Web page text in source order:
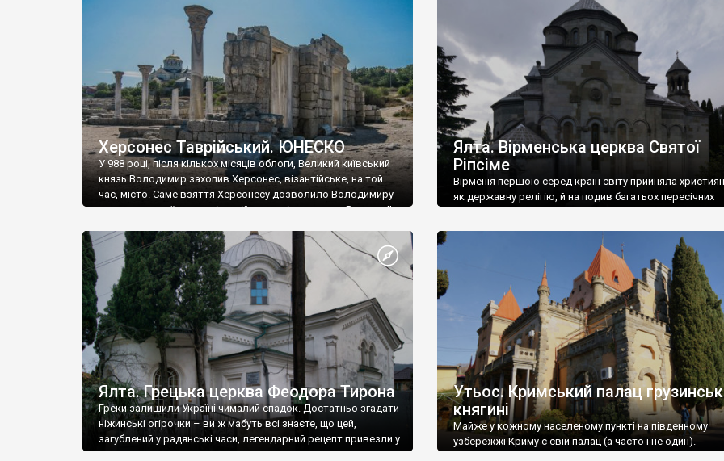
візантійської доби. Раритети викрадені з фондів об’єкту
культурної спадщини ЮНЕСКО «Херсонеса Таврійського».
Офіційно – на виставку «Золото Візантії», але експерти та
влада в Україні вважають це лише […]
називаються «повстяками» (postaki)…” “Вино. Крим
виробляє відмінне вино і його вдосталь: воно все
легке біле і дуже […]
Херсонес Таврійський. ЮНЕСКО
У 988 році, після кількох місяців облоги, Великий київський
князь Володимир захопив Херсонес, візантійське, на той
час, місто. Саме взяття Херсонесу дозволило Володимиру
диктувати свої умови візантійському імператору Василю ІІ,
Херсонесі Володимир-язичник, став Василем-
християнином. А потім було Хрещення Русі. На честь
Херсонесу Таврійського названо місто […]
Ялта. Вірменська церква Святої
Ріпсіме
Вірменія першою серед країн світу прийняла
як державну релігію, й на подив багатьох пересічних
Ялта. Грецька церква Феодора Тирона
Греки залишили Україні чималий спадок. Достатньо згадати
ніжинські огірочки – ви ж мабуть всі знаєте, що цей,
загублений у радянські часи, легендарний рецепт привезли у
Ніжин греки?
Утьос. Кримський палац
княгині
Майже у кожному населеному пункті на південному
узбережжі Криму є свій палац (а часто і не один).